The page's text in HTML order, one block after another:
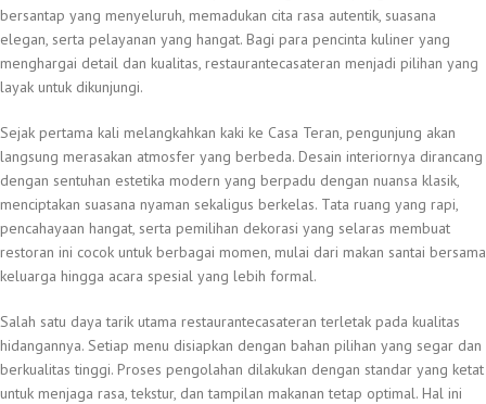
bersantap yang menyeluruh, memadukan cita rasa autentik, suasana
elegan, serta pelayanan yang hangat. Bagi para pencinta kuliner yang
menghargai detail dan kualitas, restaurantecasateran menjadi pilihan yang
layak untuk dikunjungi.
Sejak pertama kali melangkahkan kaki ke Casa Teran, pengunjung akan
langsung merasakan atmosfer yang berbeda. Desain interiornya dirancang
dengan sentuhan estetika modern yang berpadu dengan nuansa klasik,
menciptakan suasana nyaman sekaligus berkelas. Tata ruang yang rapi,
pencahayaan hangat, serta pemilihan dekorasi yang selaras membuat
restoran ini cocok untuk berbagai momen, mulai dari makan santai bersama
keluarga hingga acara spesial yang lebih formal.
Salah satu daya tarik utama restaurantecasateran terletak pada kualitas
hidangannya. Setiap menu disiapkan dengan bahan pilihan yang segar dan
berkualitas tinggi. Proses pengolahan dilakukan dengan standar yang ketat
untuk menjaga rasa, tekstur, dan tampilan makanan tetap optimal. Hal ini